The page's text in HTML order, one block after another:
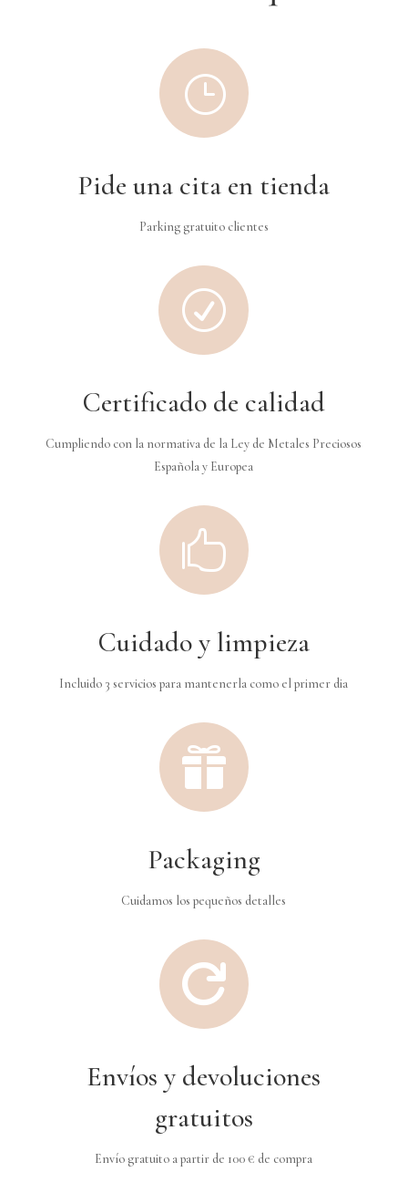
}
Pide una cita en tienda
Parking gratuito clientes
R
Certificado de calidad
Cumpliendo con la normativa de la Ley de Metales Preciosos
Española y Europea

Cuidado y limpieza
Incluido 3 servicios para mantenerla como el primer dia

Packaging
Cuidamos los pequeños detalles

Envíos y devoluciones
gratuitos
Envío gratuito a partir de 100 € de compra